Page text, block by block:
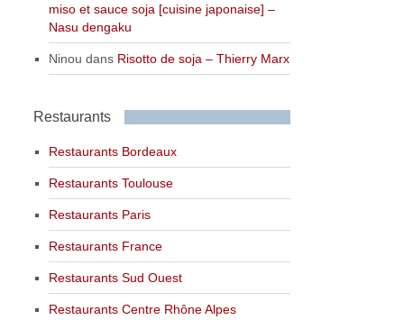
miso et sauce soja [cuisine japonaise] –
Nasu dengaku
Ninou dans Risotto de soja – Thierry Marx
Restaurants
Restaurants Bordeaux
Restaurants Toulouse
Restaurants Paris
Restaurants France
Restaurants Sud Ouest
Restaurants Centre Rhône Alpes